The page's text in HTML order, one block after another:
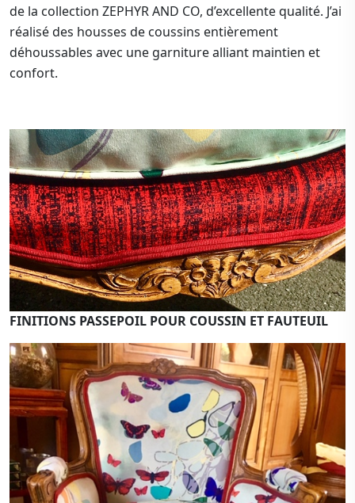
de la collection ZEPHYR AND CO, d’excellente qualité. J’ai
réalisé des housses de coussins entièrement
déhoussables avec une garniture alliant maintien et
confort.
FINITIONS PASSEPOIL POUR COUSSIN ET FAUTEUIL